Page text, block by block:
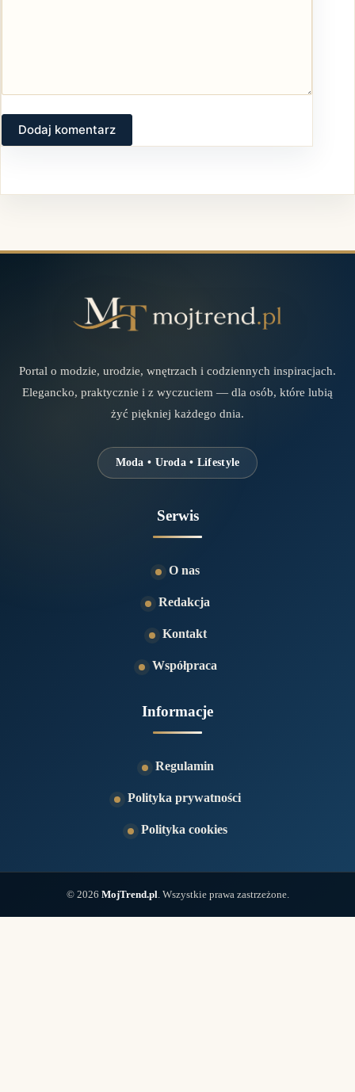
Dodaj komentarz
Portal o modzie, urodzie, wnętrzach i codziennych inspiracjach.
Elegancko, praktycznie i z wyczuciem — dla osób, które lubią
żyć piękniej każdego dnia.
Moda • Uroda • Lifestyle
Serwis
O nas
Redakcja
Kontakt
Współpraca
Informacje
Regulamin
Polityka prywatności
Polityka cookies
© 2026 MojTrend.pl. Wszystkie prawa zastrzeżone.